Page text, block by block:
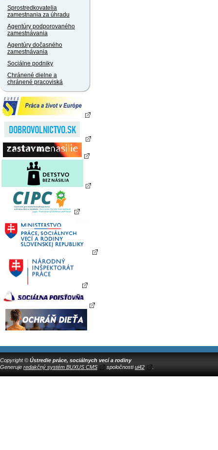
Sprostredkovatelia
zamestnania za úhradu
Agentúry podporovaného
zamestnávania
Agentúry dočasného
zamestnávania
Sociálne podniky
Chránené dielne a
chránené pracoviská
Copyright © Ústredie práce, sociálnych vecí a rodiny
Generuje redakčný systém BUXUS CMS spoločnostiui42